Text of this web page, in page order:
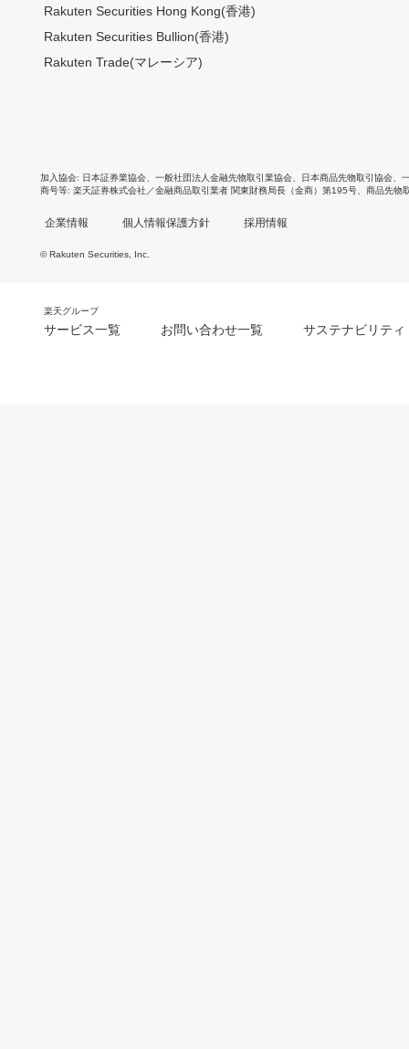
Rakuten Securities Hong Kong(香港)
Rakuten Securities Bullion(香港)
Rakuten Trade(マレーシア)
加入協会 日本証券業協会 一般社団法人金融先物取引業協会 日本商品先物取引協会
商号等 楽天証券株式会社／金融商品取引業者 関東財務局長（金商）第195号、商品先物
企業情報 個人情報保護方針 採用情報
© Rakuten Securities, Inc.
楽天グループ
サービス一覧 お問い合わせ一覧 サステナビリティ